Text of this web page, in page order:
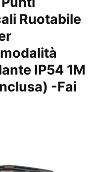
Ruotabile
IP54 1M
-Fai